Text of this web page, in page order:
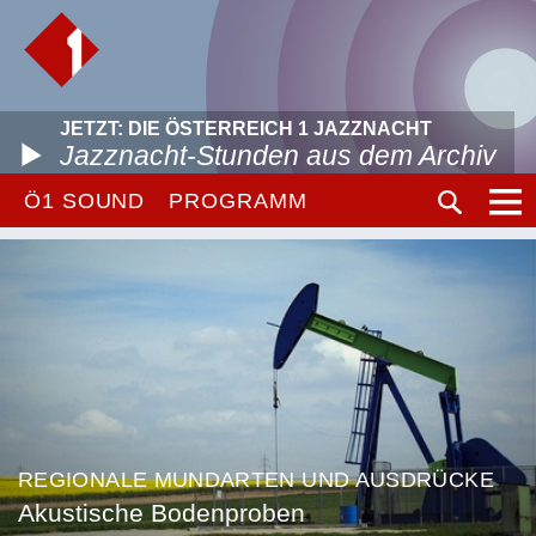
JETZT: DIE ÖSTERREICH 1 JAZZNACHT
Jazznacht-Stunden aus dem Archiv
Ö1 SOUND PROGRAMM
REGIONALE MUNDARTEN UND AUSDRÜCKE
Akustische Bodenproben